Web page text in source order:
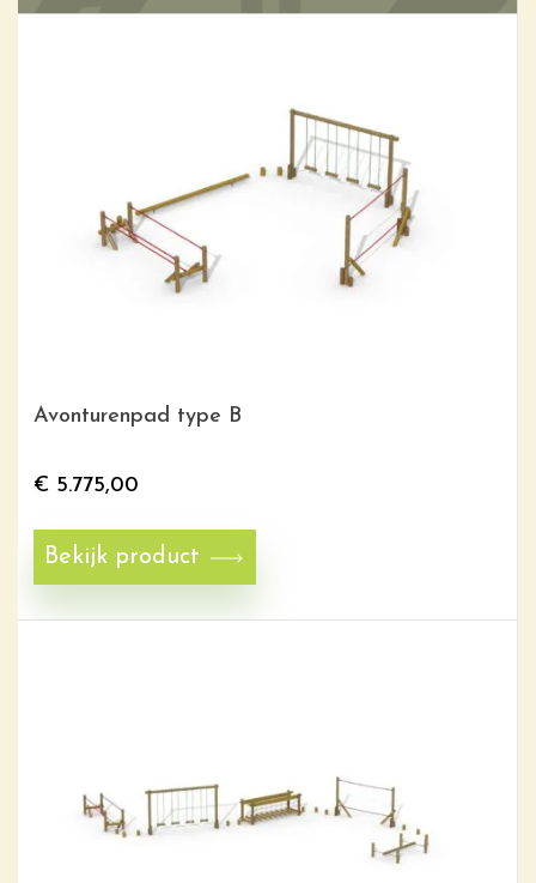
Avonturenpad type B
€ 5.775,00
Bekijk product